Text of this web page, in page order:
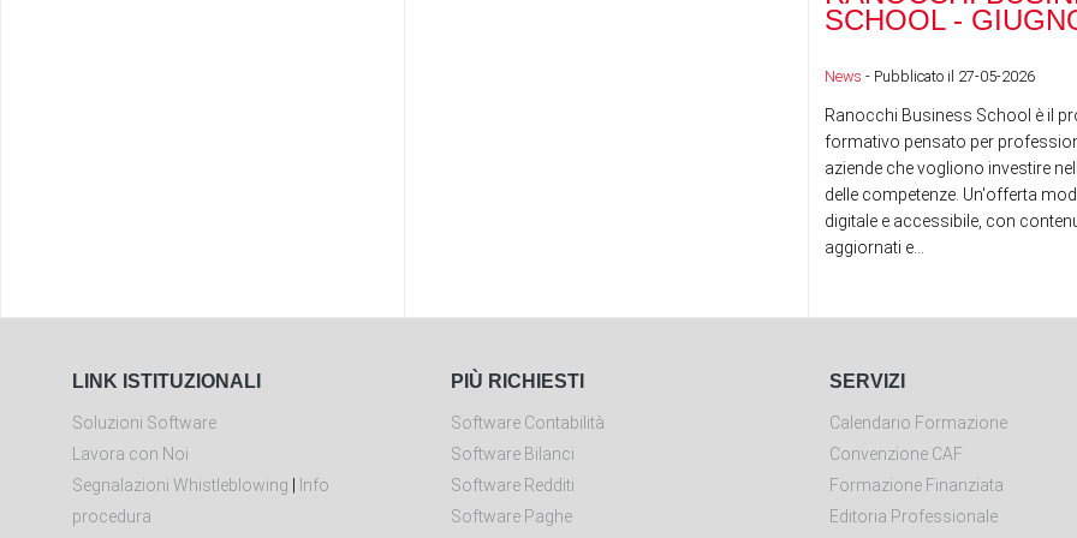
SCHOOL -
News - Pubblicato il 27-05-2026
Ranocchi Business School è il
formativo pensato per
aziende che vogliono investire
delle competenze. Un'offerta
digitale e accessibile, con
aggiornati e...
LINK ISTITUZIONALI
Soluzioni Software
Lavora con Noi
Segnalazioni Whistleblowing
Info
procedura
PIÙ RICHIESTI
Software Contabilità
Software Bilanci
Software Redditi
Software Paghe
SERVIZI
Calendario Formazione
Convenzione CAF
Formazione Finanziata
Editoria Professionale